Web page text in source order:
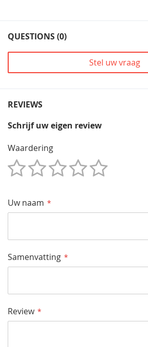
QUESTIONS (0)
Stel uw vraag
REVIEWS
Schrijf uw eigen review
Waardering
Uw naam
Samenvatting
Review